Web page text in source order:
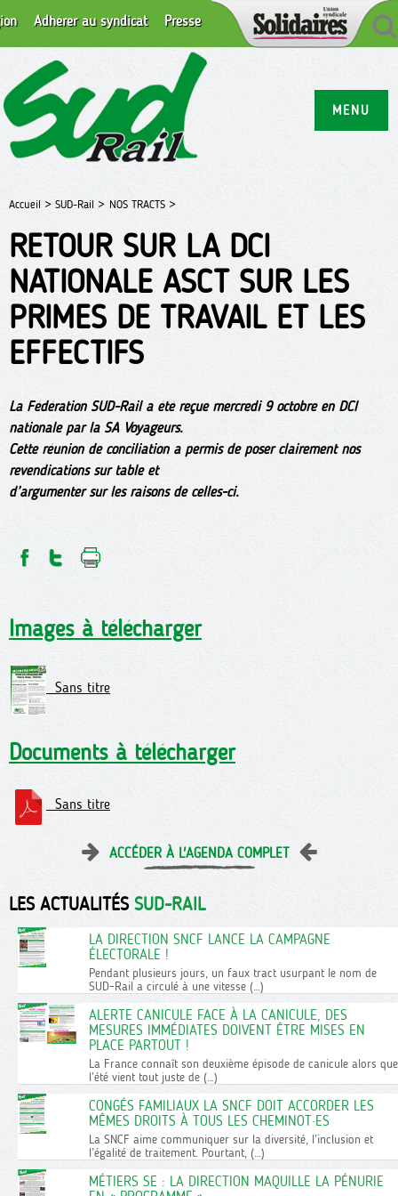
MENU
Adhérer au syndicat Presse
Accueil > SUD-Rail > NOS TRACTS >
RETOUR SUR LA DCI
NATIONALE ASCT SUR LES
PRIMES DE TRAVAIL ET LES
EFFECTIFS
La Fédération SUD-Rail a été reçue mercredi 9 octobre en DCI
nationale par la SA Voyageurs.
Cette réunion de conciliation a permis de poser clairement nos
revendications sur table et
d’argumenter sur les raisons de celles-ci.
Images à télécharger
Sans titre
Documents à télécharger
Sans titre
ACCÉDER À L'AGENDA COMPLET
LES ACTUALITÉS SUD-RAIL
LA DIRECTION SNCF LANCE LA CAMPAGNE
ÉLECTORALE !
Pendant plusieurs jours, un faux tract usurpant le nom de
SUD-Rail a circulé à une vitesse (…)
ALERTE CANICULE FACE À LA CANICULE, DES
MESURES IMMÉDIATES DOIVENT ÊTRE MISES EN
PLACE PARTOUT !
La France connaît son deuxième épisode de canicule alors que
l’été vient tout juste de (…)
CONGÉS FAMILIAUX LA SNCF DOIT ACCORDER LES
MÊMES DROITS À TOUS LES CHEMINOT·ES
La SNCF aime communiquer sur la diversité, l’inclusion et
l’égalité de traitement. Pourtant, (…)
MÉTIERS SE : LA DIRECTION MAQUILLE LA PÉNURIE